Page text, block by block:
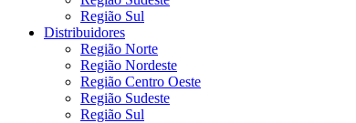
Região Sul
Distribuidores
Região Norte
Região Nordeste
Região Centro Oeste
Região Sudeste
Região Sul